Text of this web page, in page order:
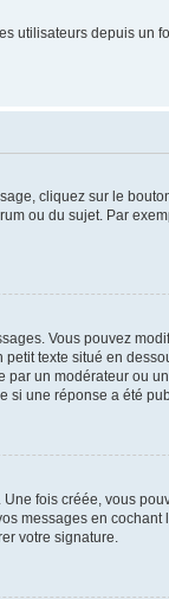
utilisateurs depuis un
cliquez sur le
ou du sujet. Par
Vous pouvez
texte situé en
par un modérateur ou
si une réponse a été
fois créée, vous
messages en
votre signature.